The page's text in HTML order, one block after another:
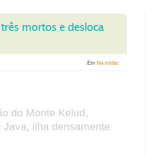
mortos e desloca
Em Na mídia
do Monte Kelud,
ilha densamente